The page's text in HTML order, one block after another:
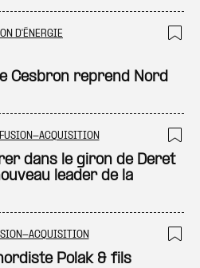
D'ÉNERGIE
Cesbron reprend Nord
FUSION-ACQUISITION
dans le giron de Deret
leader de la
ACQUISITION
Polak & fils